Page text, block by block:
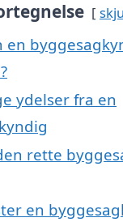
en
ydelser fra en
rette
en